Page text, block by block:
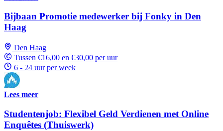
Bijbaan Promotie medewerker bij Fonky in Den
Haag
Den Haag
Tussen €16,00 en €30,00 per uur
6 - 24 uur per week
Lees meer
Studentenjob: Flexibel Geld Verdienen met Online
Enquêtes (Thuiswerk)